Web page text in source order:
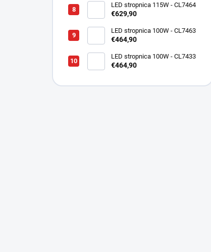
LED stropnica 115W - CL7464
€629,90
LED stropnica 100W - CL7463
€464,90
LED stropnica 100W - CL7433
€464,90